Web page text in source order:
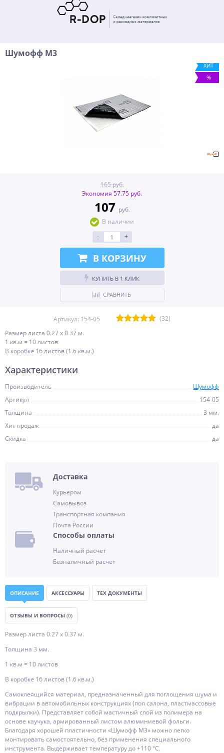
Шумофф М3
ХИТ
%
165 руб.
Экономия 57.75 руб.
107 руб.
В наличии
-
+
В КОРЗИНУ
КУПИТЬ В 1 КЛИК
СРАВНИТЬ
Артикул: 154-05
(32)
Размер листа 0.27 х 0.37 м.
1 кв.м = 10 листов
В коробке 16 листов (1.6 кв.м.)
Характеристики
Производитель
Шумофф
Артикул
154-05
Толщина
3 мм.
Хит продаж
да
Скидка
да
Доставка
Курьером
Самовывоз
Транспортная компания
Почта России
Способы оплаты
Наличный расчет
Безналичный расчет
ОПИСАНИЕ АКСЕССУАРЫ ТЕХ ДОКУМЕНТЫ
ОТЗЫВЫ И ВОПРОСЫ (0)
Размер листа 0.27 х 0.37 м.
Толщина 3 мм.
1 кв.м = 10 листов
В коробке 16 листов (1.6 кв.м.)
Самоклеящийся материал, предназначенный для поглощения шума и
вибрации в автомобильных конструкциях (пол салона, пластмассовые
подкрылки). Представляет собой мастичный слой из полимера на
основе каучука, армированный листом алюминиевой фольги.
Благодаря хорошей пластичности «Шумофф М3» можно легко
монтировать самостоятельно, без применения специального
инструмента. Выдерживает температуру до +110 °С.